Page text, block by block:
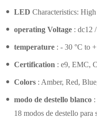
LED Characteristics:
operating Voltage : dc12
temperature : - 30 °C to
Certification : e9, EMC,
Colors : Amber, Red,
modo de destello blanco
18 modos de destello para